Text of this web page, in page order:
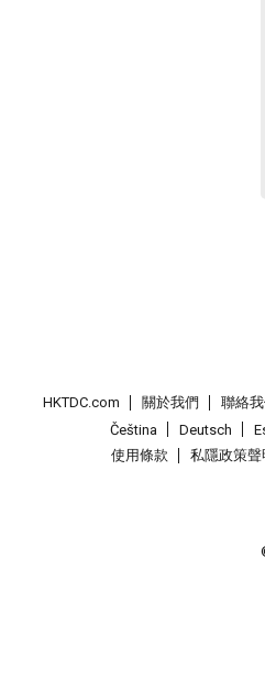
HKTDC.com 關於我們 聯絡
Čeština
Deutsch
使用條款
私隱政策聲